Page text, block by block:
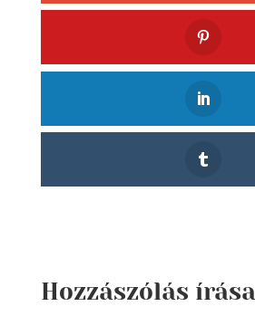
Hozzászólás írása